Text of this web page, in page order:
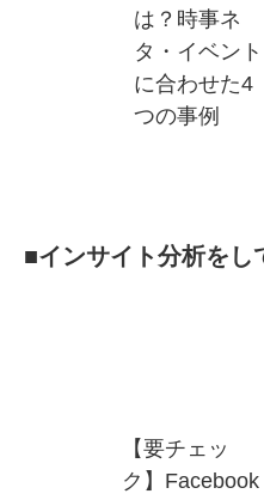
は？時事ネ
タ・イベント
に合わせた4
つの事例
■インサイト分析をし
【要チェッ
ク】Facebook